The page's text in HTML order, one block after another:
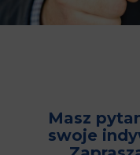
Masz
swoje